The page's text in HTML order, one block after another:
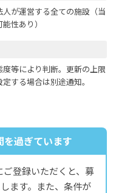
が運営する全ての施設（当
性あり）
等により判断。更新の上限
する場合は別途通知。
を過ぎています
ご登録いただくと、募
ます。また、条件が